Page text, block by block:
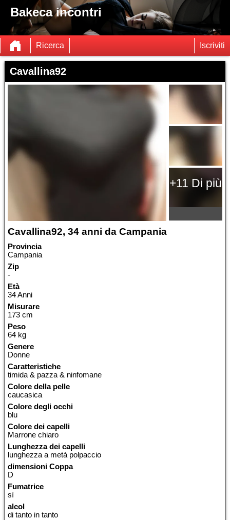
Bakeca incontri
Ricerca Iscriviti
Cavallina92
+11 Di più
Cavallina92, 34 anni da Campania
Provincia
Campania
Zip
-
Età
34 Anni
Misurare
173 cm
Peso
64 kg
Genere
Donne
Caratteristiche
timida & pazza & ninfomane
Colore della pelle
caucasica
Colore degli occhi
blu
Colore dei capelli
Marrone chiaro
Lunghezza dei capelli
lunghezza a metà polpaccio
dimensioni Coppa
D
Fumatrice
sì
alcol
di tanto in tanto